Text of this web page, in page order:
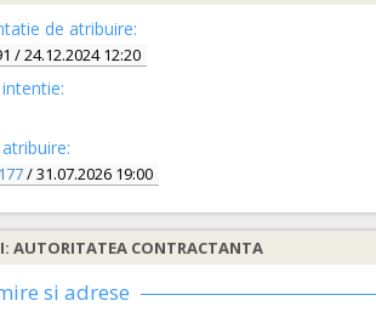
de atribuire:
/ 24.12.2024 12:20
/ 31.07.2026 19:00
AUTORITATEA CONTRACTANTA
si adrese